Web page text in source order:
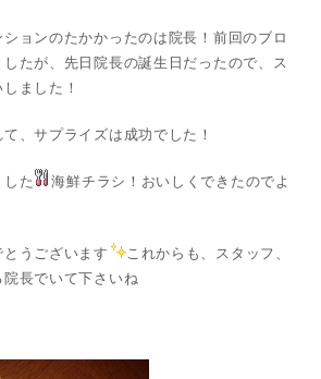
ョンのたかかったのは院長！前回のブロ
たが、先日院長の誕生日だったので、ス
ました！
、サプライズは成功でした！
した
海鮮チラシ！おいしくできたのでよ
うございます
これからも、スタッフ、
長でいて下さいね